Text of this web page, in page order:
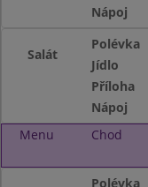
Nápoj
Salát
Polévka
Jídlo
Příloha
Nápoj
Menu
Chod
Polévka